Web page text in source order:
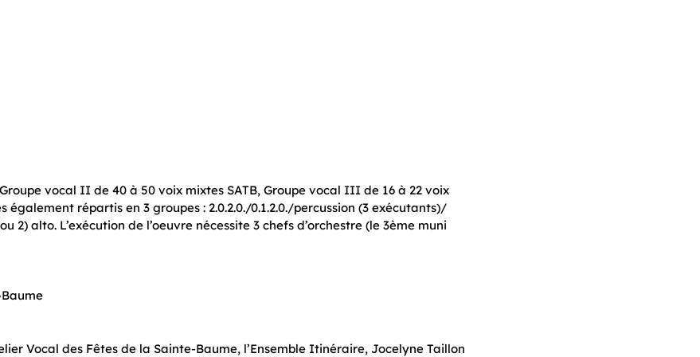
vocal II de 40 à 50 voix mixtes SATB, Groupe vocal III de 16 à 22 voix
répartis en 3 groupes : 2.0.2.0./0.1.2.0./percussion (3 exécutants)/
2) alto. L’exécution de l’oeuvre nécessite 3 chefs d’orchestre (le 3ème muni
Vocal des Fêtes de la Sainte-Baume, l’Ensemble Itinéraire, Jocelyne Taillon